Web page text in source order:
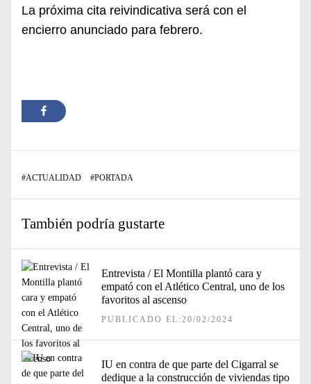
La próxima cita reivindicativa será con el
encierro anunciado para febrero.
#ACTUALIDAD #PORTADA
También podría gustarte
Entrevista / El Montilla plantó cara y
empató con el Atlético Central, uno de los
favoritos al ascenso
PUBLICADO EL:20/02/2024
IU en contra de que parte del Cigarral se
dedique a la construcción de viviendas tipo